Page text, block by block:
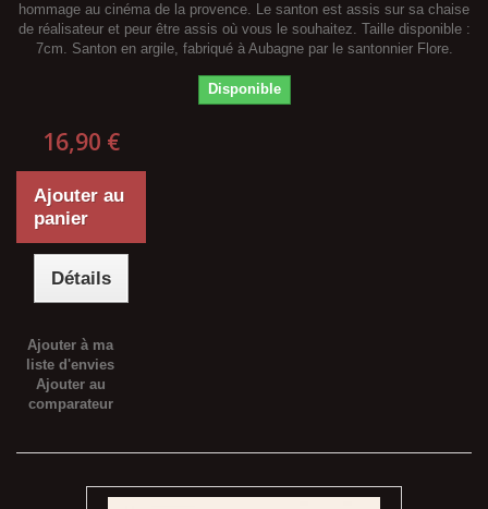
hommage au cinéma de la provence. Le santon est assis sur sa chaise
de réalisateur et peur être assis où vous le souhaitez. Taille disponible :
7cm. Santon en argile, fabriqué à Aubagne par le santonnier Flore.
Disponible
16,90 €
Ajouter au
panier
Détails
Ajouter à ma
liste d'envies
Ajouter au
comparateur